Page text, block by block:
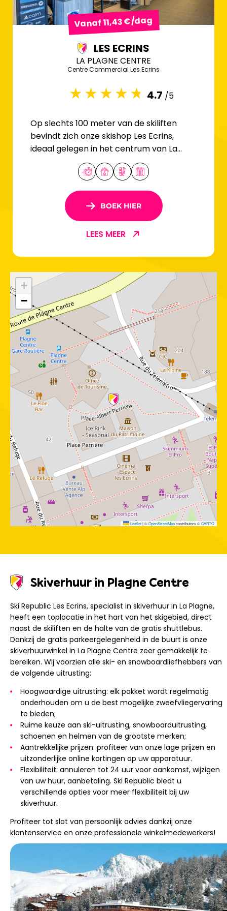
Vanaf 11,43 €/dag
LES ECRINS
LA PLAGNE CENTRE
Centre Commercial Les Ecrins
4.7 /5
Op slechts 100 meter van de skiliften
bevindt zich onze skishop Les Ecrins,
ideaal gelegen in het centrum van La
BOEK HIER
LEES MEER
+
−
Leaflet|©OpenStreetMapcontributors ©CARTO
Skiverhuur in Plagne Centre
Ski Republic Les Ecrins, specialist in skiverhuur in La Plagne,
heeft een toplocatie in het hart van het skigebied, direct
naast de skiliften en de halte van de gratis shuttlebus.
Dankzij de gratis parkeergelegenheid in de buurt is onze
skiverhuurwinkel in La Plagne Centre zeer gemakkelijk te
bereiken. Wij voorzien alle ski- en snowboardliefhebbers van
de volgende uitrusting:
Hoogwaardige uitrusting: elk pakket wordt regelmatig
onderhouden om u de best mogelijke zweefvliegervaring
te bieden;
Ruime keuze aan ski-uitrusting, snowboarduitrusting,
schoenen en helmen van de grootste merken;
Aantrekkelijke prijzen: profiteer van onze lage prijzen en
uitzonderlijke online kortingen op uw apparatuur.
Flexibiliteit: annuleren tot 24 uur voor aankomst, wijzigen
van uw huur, aanbetaling. Ski Republic biedt u
verschillende opties voor meer flexibiliteit bij uw
skiverhuur.
Profiteer tot slot van persoonlijk advies dankzij onze
klantenservice en onze professionele winkelmedewerkers!